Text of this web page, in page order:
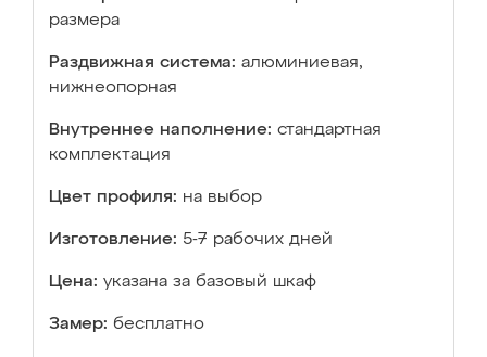
размера
Раздвижная система: алюминиевая,
нижнеопорная
Внутреннее наполнение: стандартная
комплектация
Цвет профиля: на выбор
Изготовление: 5-7 рабочих дней
Цена: указана за базовый шкаф
Замер: бесплатно